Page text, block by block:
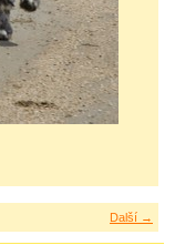
Další →